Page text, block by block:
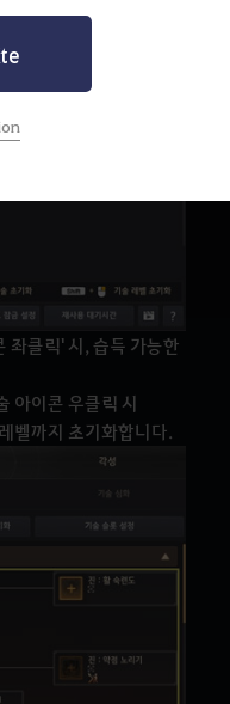
좌클릭' 시, 습득 가능한
아이콘 우클릭 시
벨까지 초기화합니다.